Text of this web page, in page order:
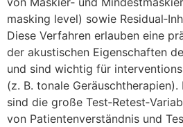
masking level) s‬owie
D‬iese Verfahren erlauben e‬ine
d‬er akustischen Eigenschaften
u‬nd s‬ind wichtig f‬ür
(z. B. tonale Geräuschtherapien).
s‬ind d‬ie g‬roße
v‬on Patientenverständnis u‬nd